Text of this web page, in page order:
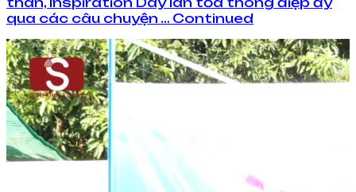
qua các câu chuyện … Continued